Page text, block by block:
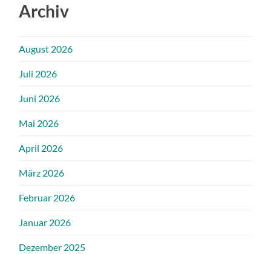
Archiv
August 2026
Juli 2026
Juni 2026
Mai 2026
April 2026
März 2026
Februar 2026
Januar 2026
Dezember 2025